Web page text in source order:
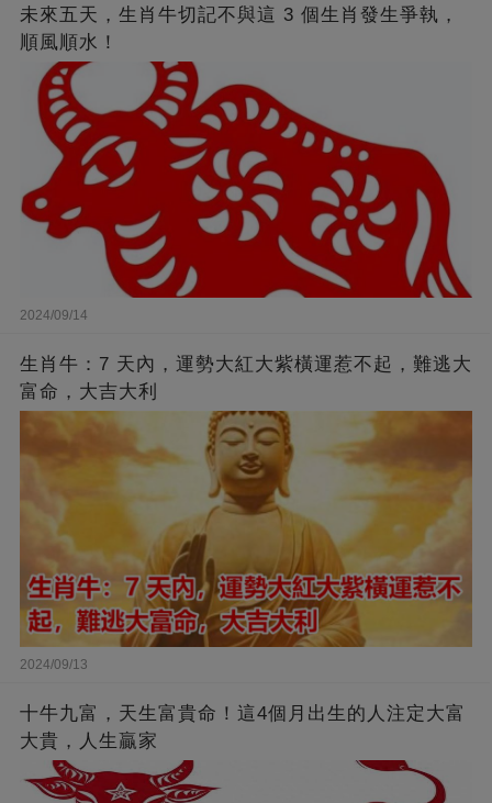
未來五天，生肖牛切記不與這 3 個生肖發生爭執，
順風順水！
2024/09/14
生肖牛：7 天內，運勢大紅大紫橫運惹不起，難逃大
富命，大吉大利
2024/09/13
十牛九富，天生富貴命！這4個月出生的人注定大富
大貴，人生贏家